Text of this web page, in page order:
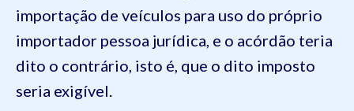
importação de veículos para uso do próprio
importador pessoa jurídica, e o acórdão teria
dito o contrário, isto é, que o dito imposto
seria exigível.